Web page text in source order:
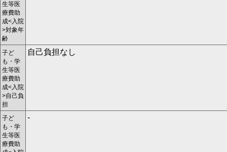
生等医
療費助
成<入院
>対象年
齢
子ど
も・学
生等医
療費助
成<入院
>自己負
担
自己負担なし
子ど
も・学
生等医
療費助
-